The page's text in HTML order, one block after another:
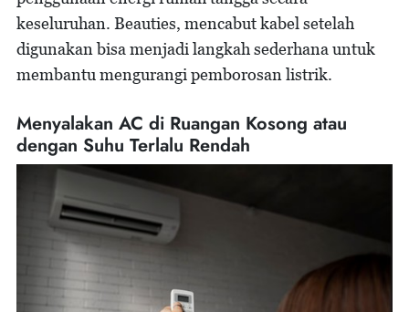
keseluruhan. Beauties, mencabut kabel setelah
digunakan bisa menjadi langkah sederhana untuk
membantu mengurangi pemborosan listrik.
Menyalakan AC di Ruangan Kosong atau
dengan Suhu Terlalu Rendah